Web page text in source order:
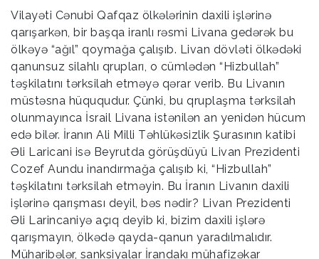
Vilayəti Cənubi Qafqaz ölkələrinin daxili işlərinə
qarışarkən, bir başqa iranlı rəsmi Livana gedərək bu
ölkəyə “ağıl” qoymağa çalışıb. Livan dövləti ölkədəki
qanunsuz silahlı qrupları, o cümlədən “Hizbullah”
təşkilatını tərksilah etməyə qərar verib. Bu Livanın
müstəsna hüququdur. Çünki, bu qruplaşma tərksilah
olunmayınca İsrail Livana istənilən an yenidən hücum
edə bilər. İranın Ali Milli Təhlükəsizlik Şurasının katibi
Əli Laricani isə Beyrutda görüşdüyü Livan Prezidenti
Cozef Aundu inandırmağa çalışıb ki, “Hizbullah”
təşkilatını tərksilah etməyin. Bu İranın Livanın daxili
işlərinə qarışması deyil, bəs nədir? Livan Prezidenti
Əli Larincaniyə açıq deyib ki, bizim daxili işlərə
qarışmayın, ölkədə qayda-qanun yaradılmalıdır.
Müharibələr, sanksiyalar İrandakı mühafizəkar